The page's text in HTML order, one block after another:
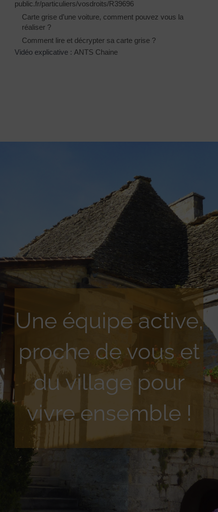
public.fr/particuliers/vosdroits/R39696
Carte grise d’une voiture, comment pouvez vous la
réaliser ?
Comment lire et décrypter sa carte grise ?
Vidéo explicative : ANTS Chaine
Une équipe active,
proche de vous et
du village pour
vivre ensemble !